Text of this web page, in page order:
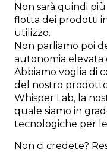
Non sarà quindi
flotta dei prodotti
utilizzo.
Non parliamo poi
autonomia elevata
Abbiamo voglia di
del nostro
Whisper Lab, la
quale siamo in
tecnologiche per
Non ci credete?